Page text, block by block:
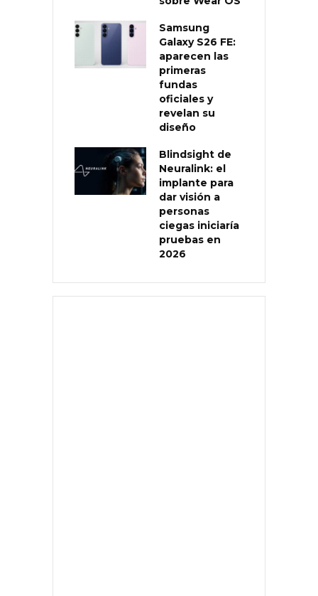
Samsung
Galaxy S26 FE:
aparecen las
primeras
fundas
oficiales y
revelan su
diseño
Blindsight de
Neuralink: el
implante para
dar visión a
personas
ciegas iniciaría
pruebas en
2026